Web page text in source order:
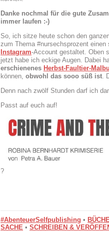
Danke nochmal für die gute
immer laufen :-)
So, ich sitze heute schon den
zum Thema #nursechsprozent
Instagram-Account gestaltet. Oben
jetzt habe ich eckige Augen. Dabei
erschienenes Herbst-Faultier-
können, obwohl das sooo süß ist .
Denn nach zwölf Stunden darf ich
Passt auf euch auf!
?
#AbenteuerSelfpublishing •
SACHE • SCHREIBEN &